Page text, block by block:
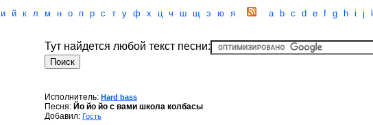
и й к л м н о п р с т у ф х ц ч ш щ э ю я a b c d e f g h i j
Тут найдется любой текст песни:
Исполнитель: Hard bass
Песня: Йо йо йо с вами школа колбасы
Добавил: Гость